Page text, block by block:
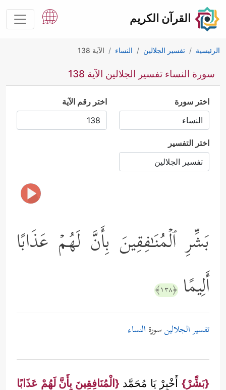
القرآن الكريم
الرئيسية تفسير الجلالين النساء الآية 138
سورة النساء تفسير الجلالين الآية 138
اختر سورة اختر رقم الآية
اختر التفسير
بَشِّرِ ٱلۡمُنَـٰفِقِینَ بِأَنَّ لَهُمۡ عَذَابًا
أَلِیمًا ﴿١٣٨﴾
تفسير الجلالينسورة النساء
{بَشِّرْ}أَخْبِرْ يَا مُحَمَّد {الْمُنَافِقِينَ بِأَنَّ لَهُمْ عَذَابًا